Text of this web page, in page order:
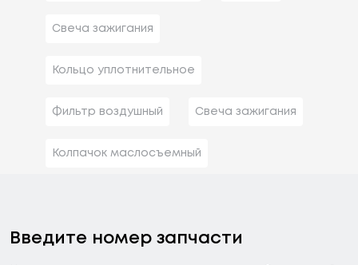
Свеча зажигания
Кольцо уплотнительное
Фильтр воздушный Свеча зажигания
Колпачок маслосъемный
Введите номер запчасти